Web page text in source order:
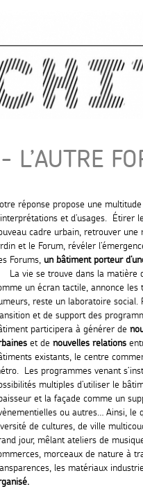
réponse propose une multitude
et d’usages. Étirer
cadre urbain, retrouver une
et le Forum, révéler
Forums, un bâtiment porteur
La vie se trouve dans la matière
un écran tactile, annonce les
reste un laboratoire social.
et de support des
participera à générer de
et denouvelles relations
existants, le centre
Les programmes venant
multiples d’utiliser le
et la façade comme un
ou autres… Ainsi, le
de cultures, de ville
jour, mêlant ateliers de
morceaux de nature à
les matériaux